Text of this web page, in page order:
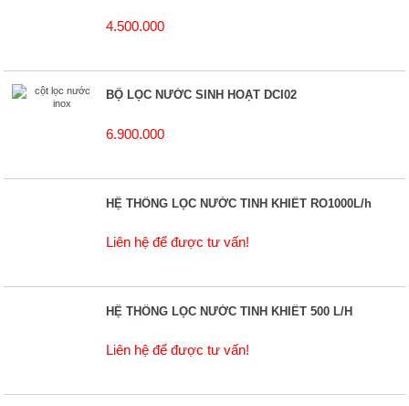
4.500.000
BỘ LỌC NƯỚC SINH HOẠT DCI02
6.900.000
HỆ THỐNG LỌC NƯỚC TINH KHIẾT RO1000L/h
Liên hệ để được tư vấn!
HỆ THỐNG LỌC NƯỚC TINH KHIẾT 500 L/H
Liên hệ để được tư vấn!